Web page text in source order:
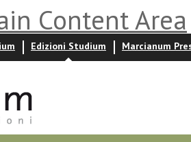
Content Area
Edizioni Studium Marcianum